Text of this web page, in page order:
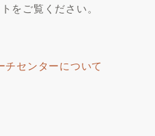
をご覧ください。
センターについて